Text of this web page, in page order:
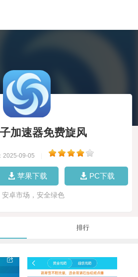
加速器免费旋风
2025-09-05
苹果下载 PC下载
安卓市场，安全绿色
排行